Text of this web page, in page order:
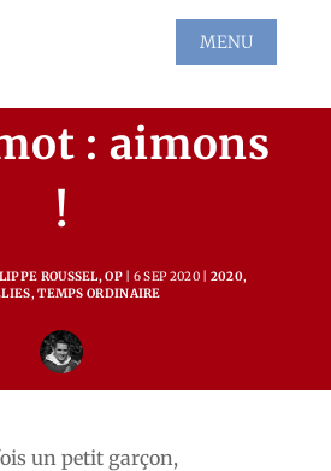
: aimons
!
ROUSSEL, OP 6 SEP 2020 2020,
,TEMPS ORDINAIRE
un petit garçon,